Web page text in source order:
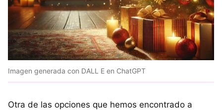
Imagen generada con DALL E en ChatGPT
Otra de las opciones que hemos encontrado a